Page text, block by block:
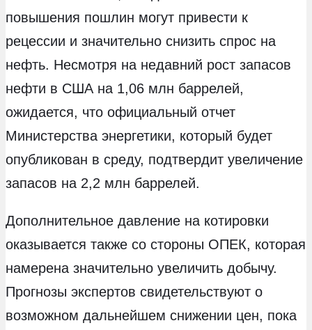
повышения пошлин могут привести к
рецессии и значительно снизить спрос на
нефть. Несмотря на недавний рост запасов
нефти в США на 1,06 млн баррелей,
ожидается, что официальный отчет
Министерства энергетики, который будет
опубликован в среду, подтвердит увеличение
запасов на 2,2 млн баррелей.
Дополнительное давление на котировки
оказывается также со стороны ОПЕК, которая
намерена значительно увеличить добычу.
Прогнозы экспертов свидетельствуют о
возможном дальнейшем снижении цен, пока